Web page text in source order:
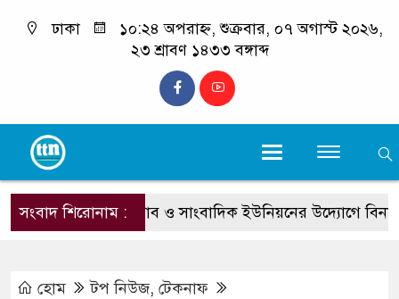
ঢাকা
১০:২৪ অপরাহ্ন, শুক্রবার, ০৭ অগাস্ট ২০২৬,
২৩ শ্রাবণ ১৪৩৩ বঙ্গাব্দ
সংবাদ শিরোনাম :
কক্সবাজার প্রেসক্লাব ও সাংবাদিক ইউনিয়নের উদ্যোগে বিনামূল্যে
হোম টপ নিউজ, টেকনাফ